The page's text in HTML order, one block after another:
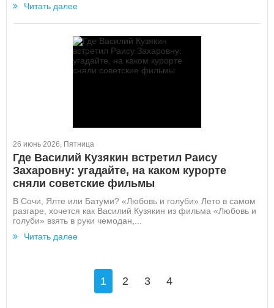
Читать далее
26 июнь 2026, Пятница
Где Василий Кузякин встретил Раису
Захаровну: угадайте, на каком курорте
сняли советские фильмы
В Сочи, Ялте или Батуми? «Любовь и голуби» Лето в самом
разгаре, хочется как Василий Кузякин из фильма «Любовь и
голуби» взять в руки чемодан,...
Читать далее
1 2 3 4